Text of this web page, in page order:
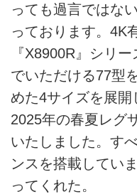
っても過言ではな
っております。4K
『X8900R』シリ
でいただける77型
めた4サイズを展
2025年の春夏レグ
いたしました。す
ンスを搭載してい
ってくれた。